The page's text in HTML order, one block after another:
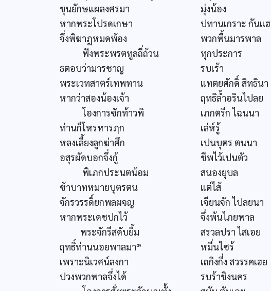
ขุนยักษแผลงศรมา
มุ่งน้อง
หากพระโปรดเกษา
ปทานเกราะ กันแฮ
จึ่งพิฆาฎหมดพ้อง
พวกพื้นมารพาล
ฟังพระพรตทูลถี่ถ้วน
ทุกประการ
ธตอบว่ามารชาญ
รบเร้า
พระเวทสาตร์เทพทาน
แทตยศักดิ์ สิทธินา
หากว่าสองน้องเจ้า
ฤทธิล้ำอรินไปลย
โองการซักท้าวพิ
เภกตรึก ไฉนนา
ท่านก็โหรหารฦก
เล่ห์รู้
หลงเลี้ยงลูกฆ่าศึก
เปนบุตร ตนนา
อสุรผัดบอกจึ่งกู้
ชีพไว้เปนตัว
พิเภกประนตน้อม
สนองยุบล
ฃ้าบาทหมายบุตรตน
แต่ไส้
จักรวรรดิ์ยกพลผจญ
เจียนจัก ไปลยนา
หากพระเดชปกไว้
จึ่งพ้นไภยพาล
พระจักรีสดับยิ้ม
สรวลปรา ไสเอย
ฤทธิ์ท่านนอยพาลมา๑
หมี่นไซร้
เพราะนิเวศน์ลงกา
เถกิงกึ่ง สวรรคเฮย
ปวงพวกพาลจึ่งได้
รบร้าชิงนคร